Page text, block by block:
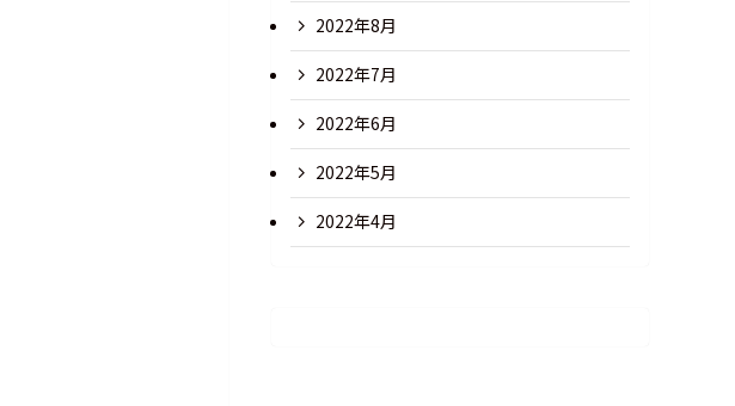
2022年8月
2022年7月
2022年6月
2022年5月
2022年4月